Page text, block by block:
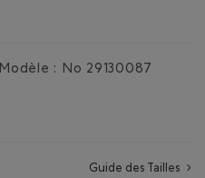
Modèle : No 29130087
Guide des Tailles